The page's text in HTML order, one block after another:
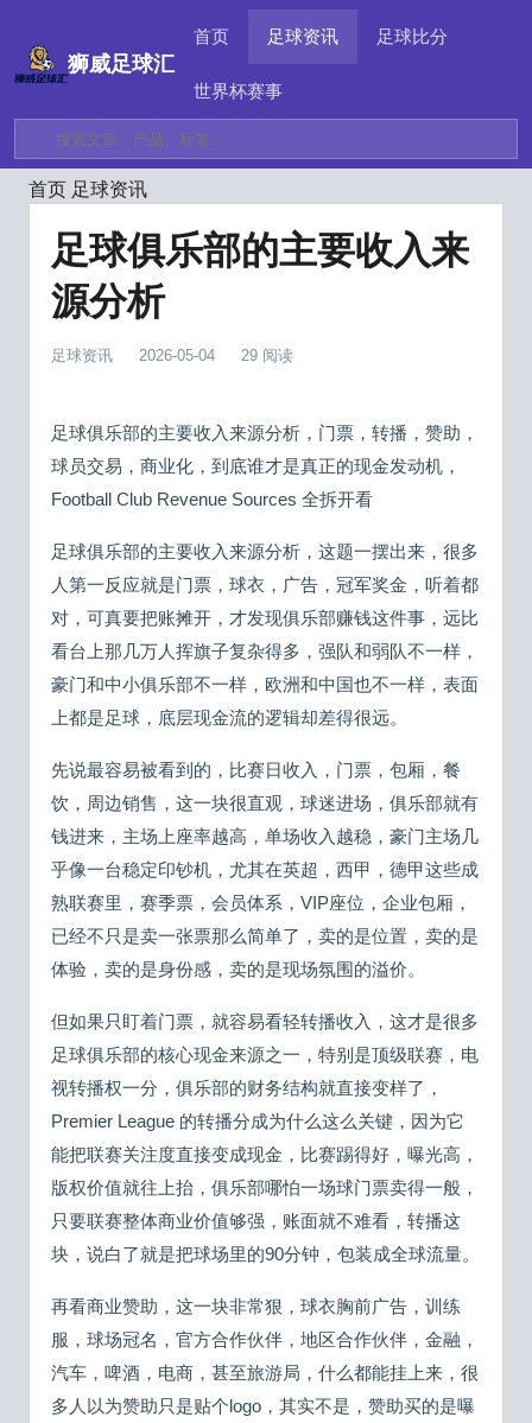
狮威足球汇
首页 足球资讯 足球比分
世界杯赛事
首页 足球资讯
足球俱乐部的主要收入来
源分析
足球资讯 2026-05-04 29 阅读
足球俱乐部的主要收入来源分析，门票，转播，赞助，
球员交易，商业化，到底谁才是真正的现金发动机，
Football Club Revenue Sources 全拆开看
足球俱乐部的主要收入来源分析，这题一摆出来，很多
人第一反应就是门票，球衣，广告，冠军奖金，听着都
对，可真要把账摊开，才发现俱乐部赚钱这件事，远比
看台上那几万人挥旗子复杂得多，强队和弱队不一样，
豪门和中小俱乐部不一样，欧洲和中国也不一样，表面
上都是足球，底层现金流的逻辑却差得很远。
先说最容易被看到的，比赛日收入，门票，包厢，餐
饮，周边销售，这一块很直观，球迷进场，俱乐部就有
钱进来，主场上座率越高，单场收入越稳，豪门主场几
乎像一台稳定印钞机，尤其在英超，西甲，德甲这些成
熟联赛里，赛季票，会员体系，VIP座位，企业包厢，
已经不只是卖一张票那么简单了，卖的是位置，卖的是
体验，卖的是身份感，卖的是现场氛围的溢价。
但如果只盯着门票，就容易看轻转播收入，这才是很多
足球俱乐部的核心现金来源之一，特别是顶级联赛，电
视转播权一分，俱乐部的财务结构就直接变样了，
Premier League 的转播分成为什么这么关键，因为它
能把联赛关注度直接变成现金，比赛踢得好，曝光高，
版权价值就往上抬，俱乐部哪怕一场球门票卖得一般，
只要联赛整体商业价值够强，账面就不难看，转播这
块，说白了就是把球场里的90分钟，包装成全球流量。
再看商业赞助，这一块非常狠，球衣胸前广告，训练
服，球场冠名，官方合作伙伴，地区合作伙伴，金融，
汽车，啤酒，电商，甚至旅游局，什么都能挂上来，很
多人以为赞助只是贴个logo，其实不是，赞助买的是曝